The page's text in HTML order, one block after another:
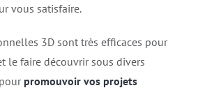
vous satisfaire.
3D sont très efficaces pour
le faire découvrir sous divers
promouvoir vos projets